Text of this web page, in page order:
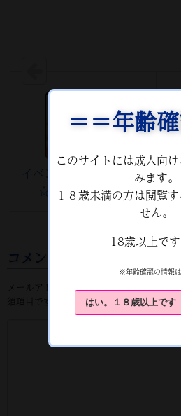
イベント情報＠こみっく
☆トレジャー３２
コメントをどうぞ
メールアドレスが公開されることはあり
＝＝年齢
このサイトには成人向
みます。
１８歳未満の方は閲覧
せん。
18歳以上で
※年齢確認の情報